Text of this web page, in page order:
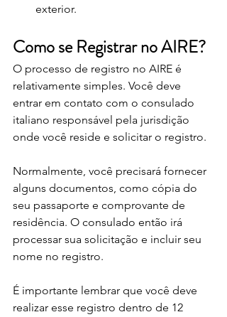
exterior.
Como se Registrar no AIRE?
O processo de registro no AIRE é
relativamente simples. Você deve
entrar em contato com o consulado
italiano responsável pela jurisdição
onde você reside e solicitar o registro.
Normalmente, você precisará fornecer
alguns documentos, como cópia do
seu passaporte e comprovante de
residência. O consulado então irá
processar sua solicitação e incluir seu
nome no registro.
É importante lembrar que você deve
realizar esse registro dentro de 12